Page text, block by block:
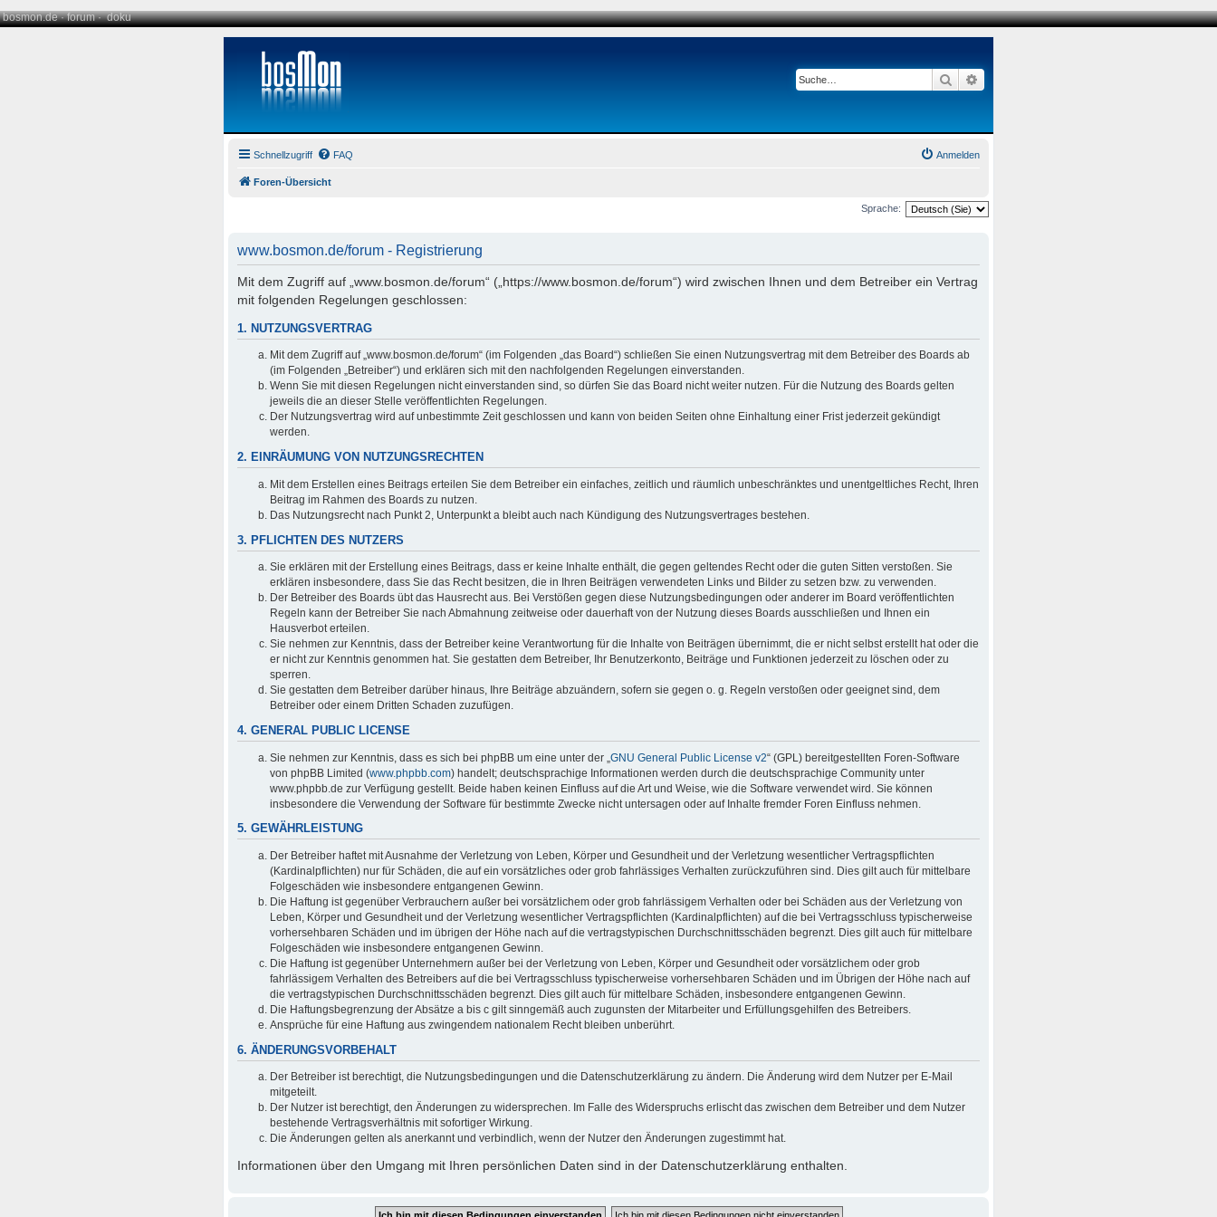
bosmon.de·forum·doku
Suche
Schnellzugriff FAQ Anmelden
Foren-Übersicht
Sprache:
www.bosmon.de/forum - Registrierung
Mit dem Zugriff auf „www.bosmon.de/forum“ („https://www.bosmon.de/forum“) wird zwischen Ihnen und dem Betreiber ein Vertrag
mit folgenden Regelungen geschlossen:
1. NUTZUNGSVERTRAG
Mit dem Zugriff auf „www.bosmon.de/forum“ (im Folgenden „das Board“) schließen Sie einen Nutzungsvertrag mit dem Betreiber des Boards ab
(im Folgenden „Betreiber“) und erklären sich mit den nachfolgenden Regelungen einverstanden.
Wenn Sie mit diesen Regelungen nicht einverstanden sind, so dürfen Sie das Board nicht weiter nutzen. Für die Nutzung des Boards gelten
jeweils die an dieser Stelle veröffentlichten Regelungen.
Der Nutzungsvertrag wird auf unbestimmte Zeit geschlossen und kann von beiden Seiten ohne Einhaltung einer Frist jederzeit gekündigt
werden.
2. EINRÄUMUNG VON NUTZUNGSRECHTEN
Mit dem Erstellen eines Beitrags erteilen Sie dem Betreiber ein einfaches, zeitlich und räumlich unbeschränktes und unentgeltliches Recht, Ihren
Beitrag im Rahmen des Boards zu nutzen.
Das Nutzungsrecht nach Punkt 2, Unterpunkt a bleibt auch nach Kündigung des Nutzungsvertrages bestehen.
3. PFLICHTEN DES NUTZERS
Sie erklären mit der Erstellung eines Beitrags, dass er keine Inhalte enthält, die gegen geltendes Recht oder die guten Sitten verstoßen. Sie
erklären insbesondere, dass Sie das Recht besitzen, die in Ihren Beiträgen verwendeten Links und Bilder zu setzen bzw. zu verwenden.
Der Betreiber des Boards übt das Hausrecht aus. Bei Verstößen gegen diese Nutzungsbedingungen oder anderer im Board veröffentlichten
Regeln kann der Betreiber Sie nach Abmahnung zeitweise oder dauerhaft von der Nutzung dieses Boards ausschließen und Ihnen ein
Hausverbot erteilen.
Sie nehmen zur Kenntnis, dass der Betreiber keine Verantwortung für die Inhalte von Beiträgen übernimmt, die er nicht selbst erstellt hat oder die
er nicht zur Kenntnis genommen hat. Sie gestatten dem Betreiber, Ihr Benutzerkonto, Beiträge und Funktionen jederzeit zu löschen oder zu
sperren.
Sie gestatten dem Betreiber darüber hinaus, Ihre Beiträge abzuändern, sofern sie gegen o. g. Regeln verstoßen oder geeignet sind, dem
Betreiber oder einem Dritten Schaden zuzufügen.
4. GENERAL PUBLIC LICENSE
Sie nehmen zur Kenntnis, dass es sich bei phpBB um eine unter der „ GNU General Public License v2“ (GPL) bereitgestellten Foren-Software
von phpBB Limited (www.phpbb.com) handelt; deutschsprachige Informationen werden durch die deutschsprachige Community unter
www.phpbb.de zur Verfügung gestellt. Beide haben keinen Einfluss auf die Art und Weise, wie die Software verwendet wird. Sie können
insbesondere die Verwendung der Software für bestimmte Zwecke nicht untersagen oder auf Inhalte fremder Foren Einfluss nehmen.
5. GEWÄHRLEISTUNG
Der Betreiber haftet mit Ausnahme der Verletzung von Leben, Körper und Gesundheit und der Verletzung wesentlicher Vertragspflichten
(Kardinalpflichten) nur für Schäden, die auf ein vorsätzliches oder grob fahrlässiges Verhalten zurückzuführen sind. Dies gilt auch für mittelbare
Folgeschäden wie insbesondere entgangenen Gewinn.
Die Haftung ist gegenüber Verbrauchern außer bei vorsätzlichem oder grob fahrlässigem Verhalten oder bei Schäden aus der Verletzung von
Leben, Körper und Gesundheit und der Verletzung wesentlicher Vertragspflichten (Kardinalpflichten) auf die bei Vertragsschluss typischerweise
vorhersehbaren Schäden und im übrigen der Höhe nach auf die vertragstypischen Durchschnittsschäden begrenzt. Dies gilt auch für mittelbare
Folgeschäden wie insbesondere entgangenen Gewinn.
Die Haftung ist gegenüber Unternehmern außer bei der Verletzung von Leben, Körper und Gesundheit oder vorsätzlichem oder grob
fahrlässigem Verhalten des Betreibers auf die bei Vertragsschluss typischerweise vorhersehbaren Schäden und im Übrigen der Höhe nach auf
die vertragstypischen Durchschnittsschäden begrenzt. Dies gilt auch für mittelbare Schäden, insbesondere entgangenen Gewinn.
Die Haftungsbegrenzung der Absätze a bis c gilt sinngemäß auch zugunsten der Mitarbeiter und Erfüllungsgehilfen des Betreibers.
Ansprüche für eine Haftung aus zwingendem nationalem Recht bleiben unberührt.
6. ÄNDERUNGSVORBEHALT
Der Betreiber ist berechtigt, die Nutzungsbedingungen und die Datenschutzerklärung zu ändern. Die Änderung wird dem Nutzer per E-Mail
mitgeteilt.
Der Nutzer ist berechtigt, den Änderungen zu widersprechen. Im Falle des Widerspruchs erlischt das zwischen dem Betreiber und dem Nutzer
bestehende Vertragsverhältnis mit sofortiger Wirkung.
Die Änderungen gelten als anerkannt und verbindlich, wenn der Nutzer den Änderungen zugestimmt hat.
Informationen über den Umgang mit Ihren persönlichen Daten sind in der Datenschutzerklärung enthalten.